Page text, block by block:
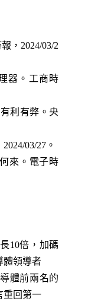
，2024/03/2
器。工商時
利有弊。央
03/27 。
來。電子時
10倍，加碼
體領導者
體前兩名的
重回第一